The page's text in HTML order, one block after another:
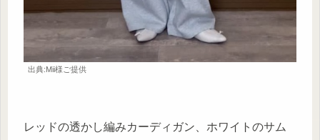
出典:Mii様ご提供
レッドの透かし編みカーディガン、ホワイトのサム